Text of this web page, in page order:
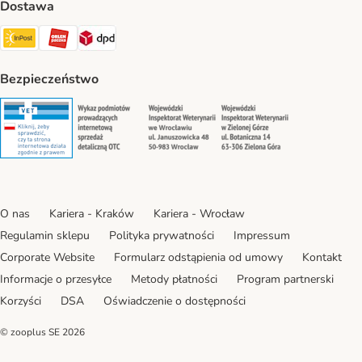
Dostawa
Paczkomat® Shipping Method
ORLEN Paczka Shipping Method
DPD Shipping Method
Bezpieczeństwo
Security Security Security
O nas Kariera - Kraków
Kariera - Wrocław
Regulamin sklepu
Polityka prywatności
Impressum
Corporate Website
Formularz odstąpienia od umowy
Kontakt
Informacje o przesyłce
Metody płatności
Program partnerski
Korzyści
DSA Oświadczenie o dostępności
© zooplus SE 2026